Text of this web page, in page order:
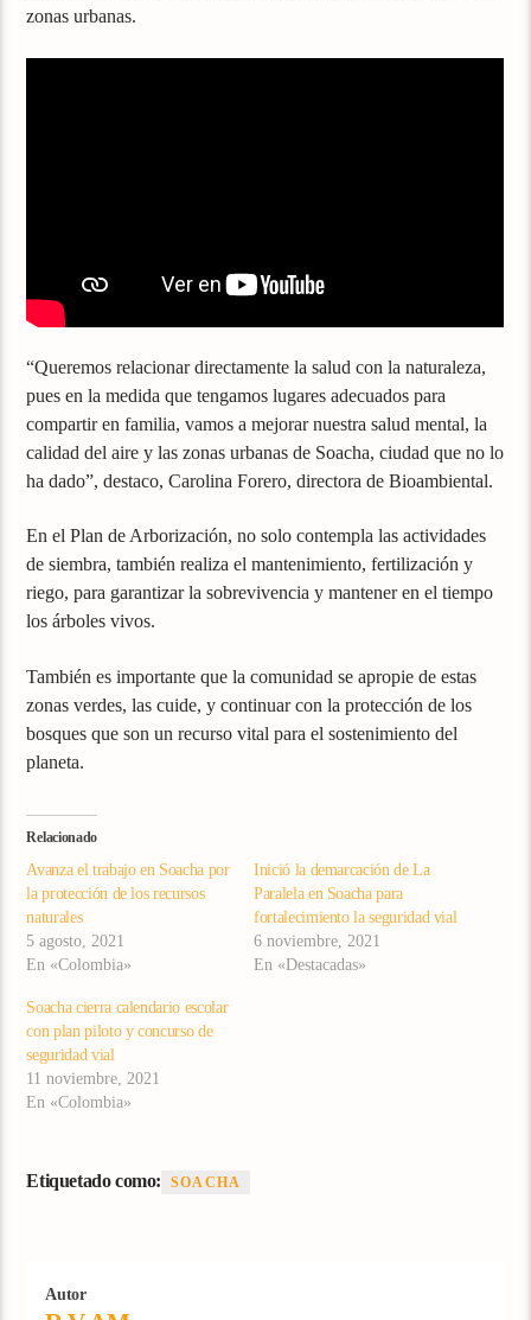
zonas urbanas.
“Queremos relacionar directamente la salud con la naturaleza,
pues en la medida que tengamos lugares adecuados para
compartir en familia, vamos a mejorar nuestra salud mental, la
calidad del aire y las zonas urbanas de Soacha, ciudad que no lo
ha dado”, destaco, Carolina Forero, directora de Bioambiental.
En el Plan de Arborización, no solo contempla las actividades
de siembra, también realiza el mantenimiento, fertilización y
riego, para garantizar la sobrevivencia y mantener en el tiempo
los árboles vivos.
También es importante que la comunidad se apropie de estas
zonas verdes, las cuide, y continuar con la protección de los
bosques que son un recurso vital para el sostenimiento del
planeta.
Relacionado
Avanza el trabajo en Soacha por
la protección de los recursos
naturales
5 agosto, 2021
En «Colombia»
Inició la demarcación de La
Paralela en Soacha para
fortalecimiento la seguridad vial
6 noviembre, 2021
En «Destacadas»
Soacha cierra calendario escolar
con plan piloto y concurso de
seguridad vial
11 noviembre, 2021
En «Colombia»
Etiquetado como: SOACHA
Autor